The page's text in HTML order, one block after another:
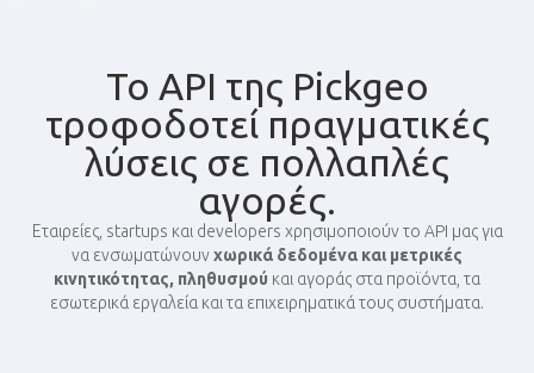
Το API της Pickgeo
τροφοδοτεί πραγματικές
λύσεις σε πολλαπλές
αγορές.
Εταιρείες, startups και developers χρησιμοποιούν το API μας για
να ενσωματώνουνχωρικά δεδομένα και μετρικές
κινητικότητας, πληθυσμού και αγοράς στα προϊόντα, τα
εσωτερικά εργαλεία και τα επιχειρηματικά τους συστήματα.